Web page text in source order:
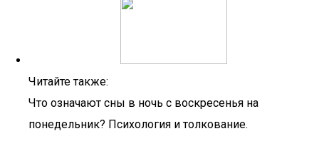
Читайте также:
Что означают сны в ночь с воскресенья на
понедельник? Психология и толкование.